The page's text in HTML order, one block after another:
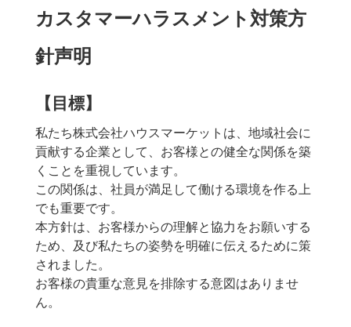
カスタマーハラスメント対策方
針声明
【目標】
私たち株式会社ハウスマーケットは、地域社会に
貢献する企業として、お客様との健全な関係を築
くことを重視しています。
この関係は、社員が満足して働ける環境を作る上
でも重要です。
本方針は、お客様からの理解と協力をお願いする
ため、及び私たちの姿勢を明確に伝えるために策
されました。
お客様の貴重な意見を排除する意図はありませ
ん。